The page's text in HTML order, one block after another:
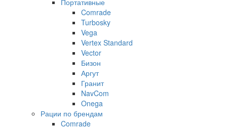
Comrade
Turbosky
Vega
Vertex Standard
Vector
Бизон
Аргут
Гранит
NavCom
Onega
Рации по брендам
Comrade